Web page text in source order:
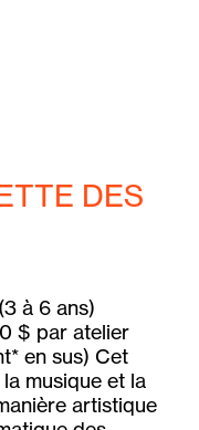
DES
à 6 ans)
$ par atelier
en sus) Cet
musique et la
artistique